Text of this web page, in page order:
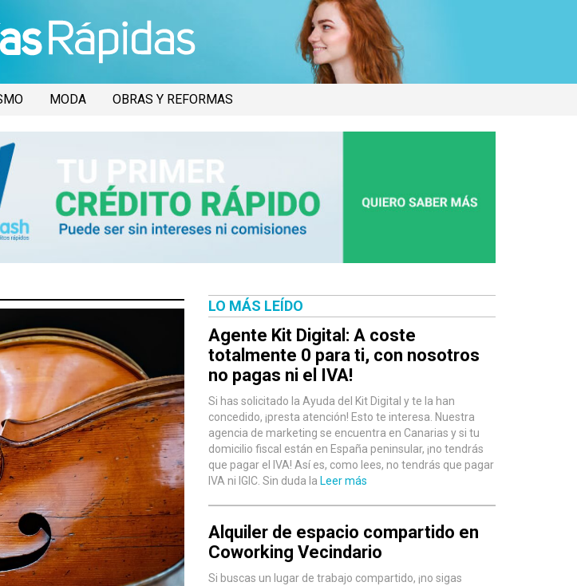
MODA OBRAS Y REFORMAS
LO MÁS LEÍDO
Agente Kit Digital: A coste
totalmente 0 para ti, con nosotros
no pagas ni el IVA!
Si has solicitado la Ayuda del Kit Digital y te la han
concedido, ¡presta atención! Esto te interesa. Nuestra
agencia de marketing se encuentra en Canarias y si tu
domicilio fiscal están en España peninsular, ¡no tendrás
que pagar el IVA! Así es, como lees, no tendrás que pagar
IVA ni IGIC. Sin duda la Leer más
Alquiler de espacio compartido en
Coworking Vecindario
Si buscas un lugar de trabajo compartido, ¡no sigas